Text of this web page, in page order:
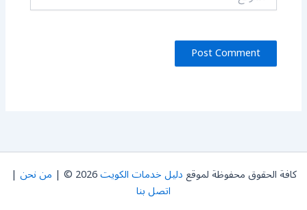
كافة الحقوق محفوظة لموقعدليل خدمات الكويت2026 © | من نحن |
اتصل بنا